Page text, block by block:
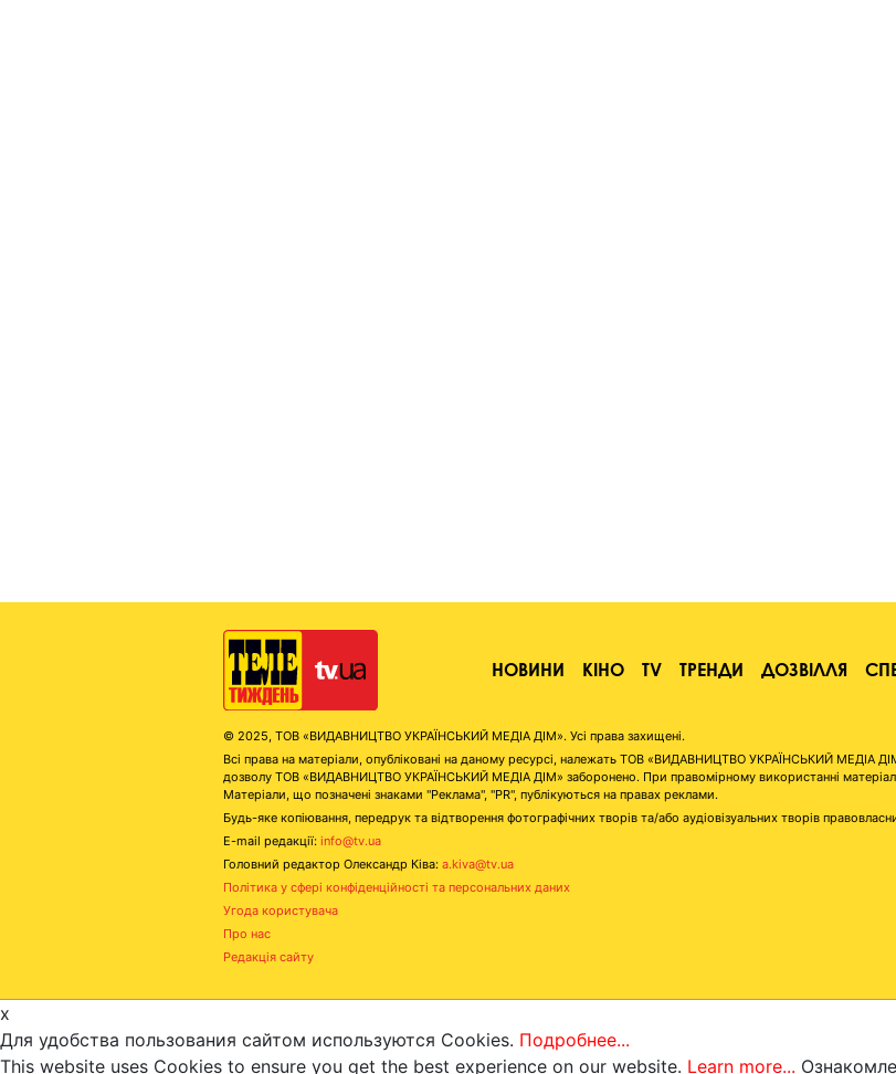
НОВИНИ КІНО TV ТРЕНДИ ДОЗВІЛЛЯ
© 2025, ТОВ «ВИДАВНИЦТВО УКРАЇНСЬКИЙ МЕДІА ДІМ». Усі права захищені.
Всі права на матеріали, опубліковані на даному ресурсі, належать ТОВ «ВИДАВНИЦТВО УКРАЇНСЬКИЙ МЕДІА
дозволу ТОВ «ВИДАВНИЦТВО УКРАЇНСЬКИЙ МЕДІА ДІМ» заборонено. При правомірному використанні
Матеріали, що позначені знаками "Реклама", "PR", публікуються на правах реклами.
Будь-яке копіювання, передрук та відтворення фотографічних творів та/або аудіовізуальних творів
E-mail редакції: info@tv.ua
Головний редактор Олександр Ківа: a.kiva@tv.ua
Політика у сфері конфіденційності та персональних даних
Угода користувача
Про нас
Редакція сайту
x
Для удобства пользования сайтом используются Cookies. Подробнее...
This website uses Cookies to ensure you get the best experience on our website. Learn more...